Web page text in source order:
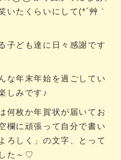
いたくらいにして(*´艸｀
子ども達に日々感謝です
な年末年始を過ごしてい
しみです♪
何枚か年賀状が届いてお
欄に頑張って自分で書い
ろしく」の文字、とって
た～♡